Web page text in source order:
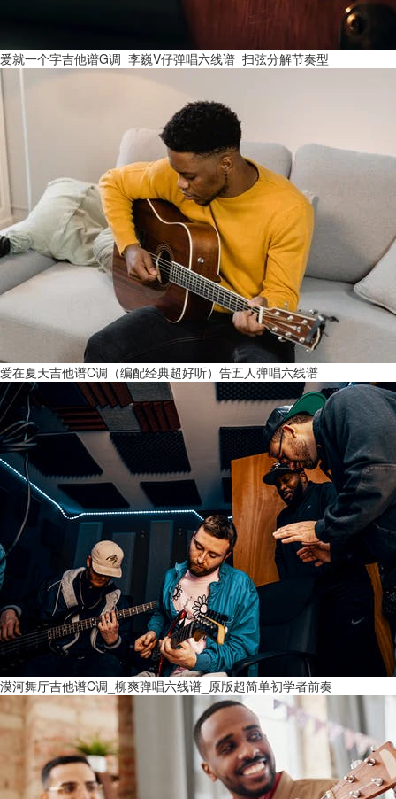
爱就一个字吉他谱G调_李巍V仔弹唱六线谱_扫弦分解节奏型
爱在夏天吉他谱C调（编配经典超好听）告五人弹唱六线谱
漠河舞厅吉他谱C调_柳爽弹唱六线谱_原版超简单初学者前奏